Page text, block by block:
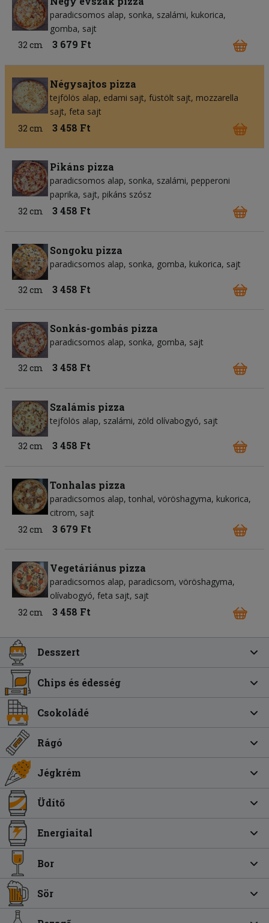
paradicsomos alap sonka szalámi kukorica
gomba sajt
32 cm
3 679 Ft
Négysajtos pizza
tejfölös alap edami sajt füstölt sajt mozzarella
sajt feta sajt
32 cm
3 458 Ft
Pikáns pizza
paradicsomos alap sonka szalámi pepperoni
paprika sajt pikáns szósz
32 cm
3 458 Ft
Songoku pizza
paradicsomos alap sonka gomba kukorica sajt
32 cm 3 458 Ft
Sonkás-gombás pizza
paradicsomos alap sonka gomba sajt
32 cm 3 458 Ft
Szalámis pizza
tejfölös alap szalámi zöld olívabogyó sajt
32 cm 3 458 Ft
Tonhalas pizza
paradicsomos alap tonhal vöröshagyma kukorica
citrom sajt
32 cm
3 679 Ft
Vegetáriánus pizza
paradicsomos alap paradicsom vöröshagyma
olívabogyó feta sajt sajt
32 cm
3 458 Ft
Desszert
Chips és édesség
Csokoládé
Rágó
Jégkrém
Üdítő
Energiaital
Bor
Sör